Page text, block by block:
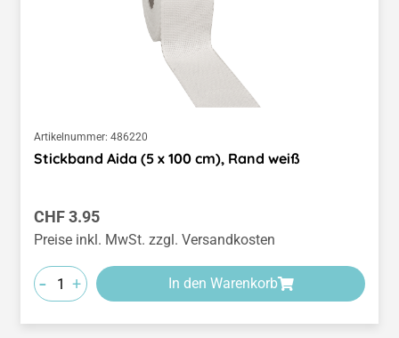
Artikelnummer: 486220
Stickband Aida (5 x 100 cm), Rand weiß
Regulärer Preis:
CHF 3.95
Preise inkl. MwSt. zzgl. Versandkosten
- + In den Warenkorb